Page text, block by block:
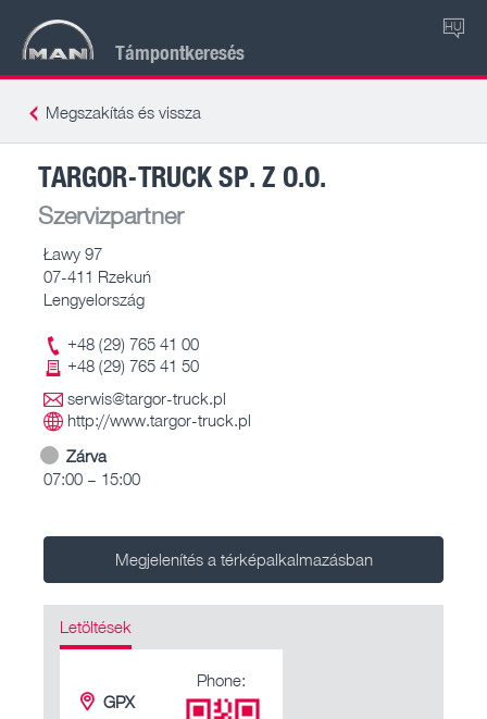
Támpontkeresés
HU
Megszakítás és vissza
TARGOR-TRUCK SP. Z O.O.
Szervizpartner
Ławy 97
07-411 Rzekuń
Lengyelország
+48 (29) 765 41 00
+48 (29) 765 41 50
serwis@targor-truck.pl
http://www.targor-truck.pl
Zárva
07:00 – 15:00
Megjelenítés a térképalkalmazásban
Letöltések
GPX
Phone: